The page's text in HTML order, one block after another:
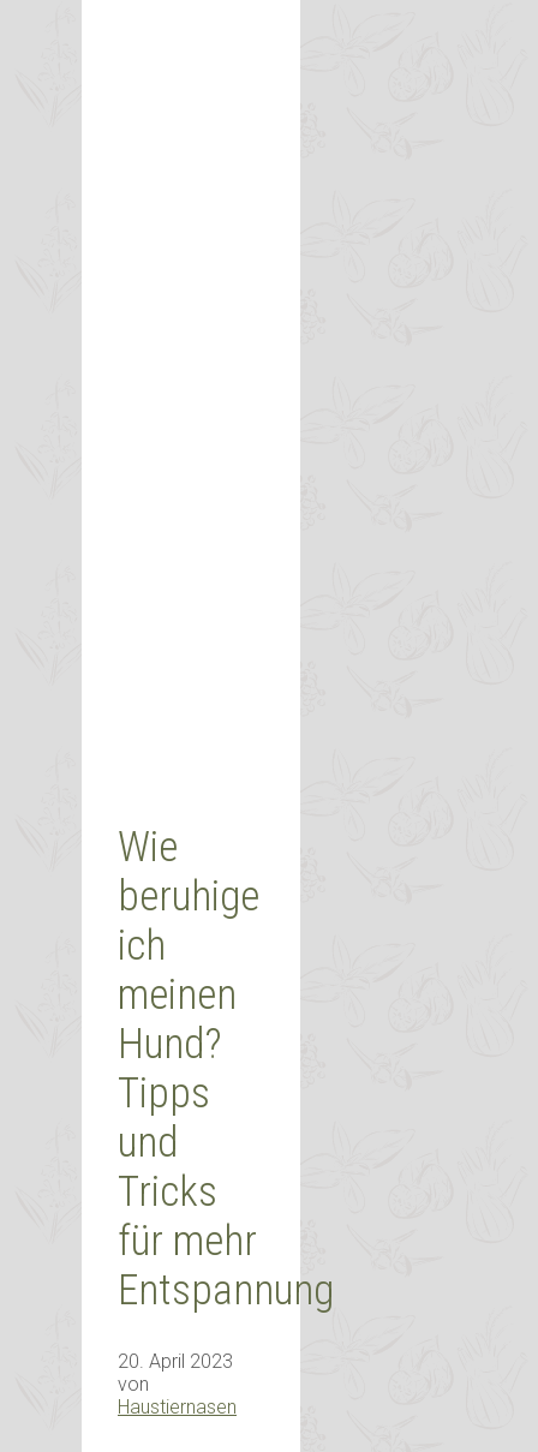
Wie
beruhige
ich
meinen
Hund?
Tipps
und
Tricks
für mehr
Entspannung
20. April 2023
von
Haustiernasen